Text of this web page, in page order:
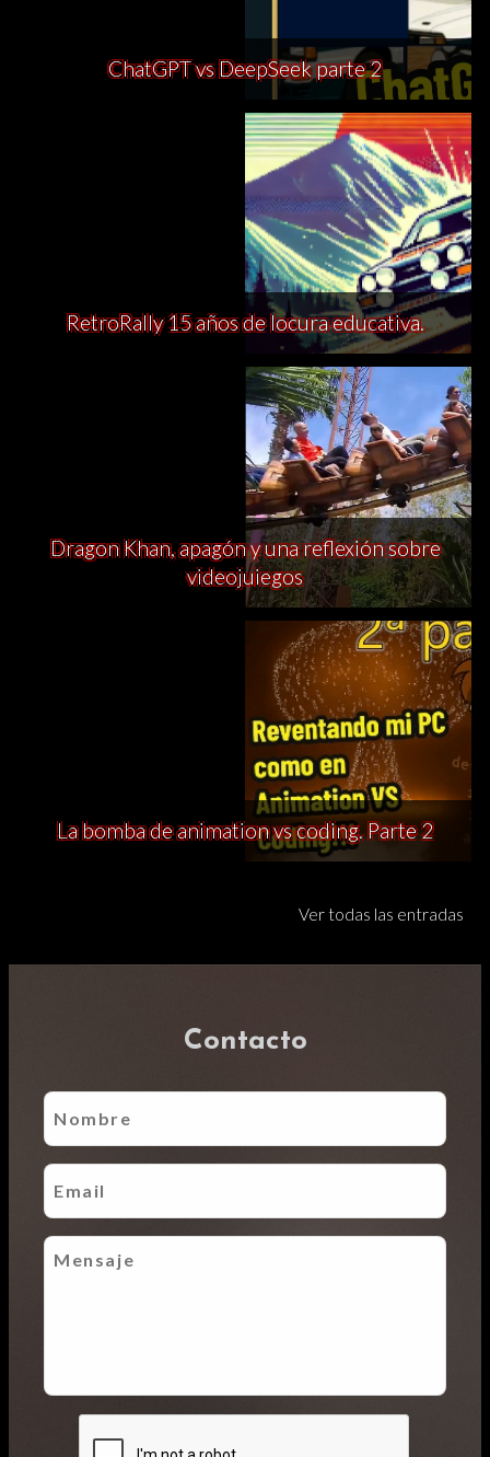
ChatGPT vs DeepSeek parte 2
RetroRally 15 años de locura educativa.
Dragon Khan, apagón y una reflexión sobre
videojuiegos
La bomba de animation vs coding. Parte 2
Ver todas las entradas
Contacto
Nombre
Email
Mensaje